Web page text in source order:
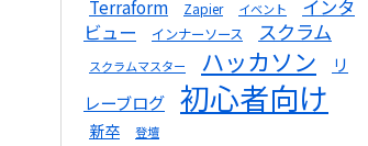
Terraform Zapier イベント
インタ
ビュー
インナーソース スクラム
スクラムマスター ハッカソン
リ
レーブログ
初心者向け
新卒 登壇